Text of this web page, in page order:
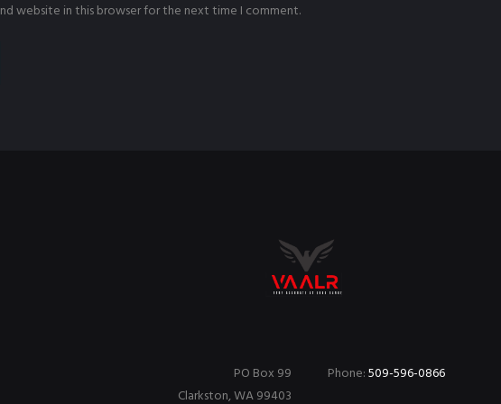
website in this browser for the next time I comment.
Phone:509-596-0866
PO Box 99
Clarkston, WA 99403